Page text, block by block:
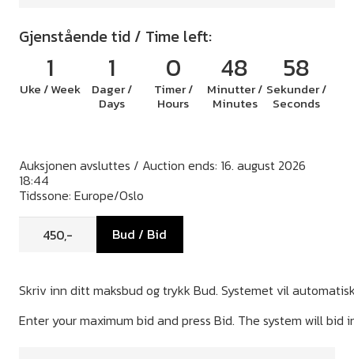
Gjenstående tid / Time left:
1
Uke / Week
1
Dager /
Days
0
Timer /
Hours
48
Minutter /
Minutes
58
Sekunder /
Seconds
Auksjonen avsluttes / Auction ends: 16. august 2026
18:44
Tidssone: Europe/Oslo
Bud / Bid